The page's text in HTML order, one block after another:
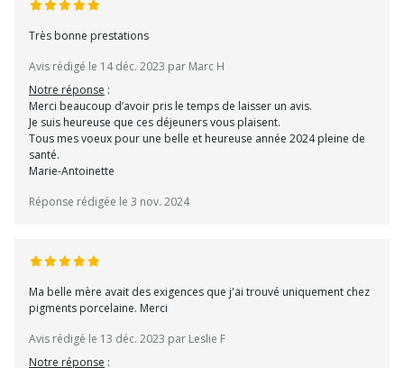
Très bonne prestations
Avis rédigé le 14 déc. 2023 par Marc H
Notre réponse :
Merci beaucoup d’avoir pris le temps de laisser un avis.
Je suis heureuse que ces déjeuners vous plaisent.
Tous mes voeux pour une belle et heureuse année 2024 pleine de
santé.
Marie-Antoinette
Réponse rédigée le 3 nov. 2024
Ma belle mère avait des exigences que j'ai trouvé uniquement chez
pigments porcelaine. Merci
Avis rédigé le 13 déc. 2023 par Leslie F
Notre réponse :